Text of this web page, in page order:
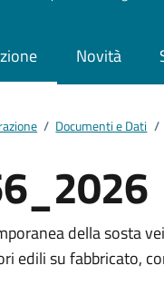
Novità
/ Documenti e Dati /
deldella sosta
edili su fabbricato,